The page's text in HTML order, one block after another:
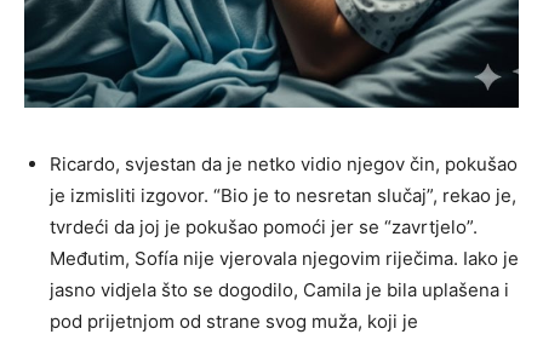
Ricardo, svjestan da je netko vidio njegov čin, pokušao
je izmisliti izgovor. “Bio je to nesretan slučaj”, rekao je,
tvrdeći da joj je pokušao pomoći jer se “zavrtjelo”.
Međutim, Sofía nije vjerovala njegovim riječima. Iako je
jasno vidjela što se dogodilo, Camila je bila uplašena i
pod prijetnjom od strane svog muža, koji je